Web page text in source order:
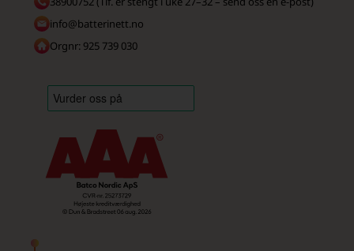
info@batterinett.no
Orgnr: 925 739 030